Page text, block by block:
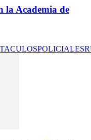
la Academia de
POLICIALES